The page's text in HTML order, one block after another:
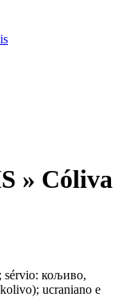
» Cóliva
sérvio: кољиво,
ucraniano e